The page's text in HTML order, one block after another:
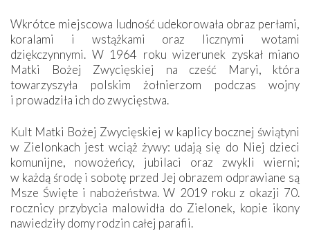
Wkrótce miejscowa ludność udekorowała obraz perłami,
koralami i wstążkami oraz licznymi wotami
dziękczynnymi. W 1964 roku wizerunek zyskał miano
Matki Bożej Zwycięskiej na cześć Maryi, która
towarzyszyła polskim żołnierzom podczas wojny
i prowadziła ich do zwycięstwa.
Kult Matki Bożej Zwycięskiej w kaplicy bocznej świątyni
w Zielonkach jest wciąż żywy: udają się do Niej dzieci
komunijne, nowożeńcy, jubilaci oraz zwykli wierni;
w każdą środę i sobotę przed Jej obrazem odprawiane są
Msze Święte i nabożeństwa. W 2019 roku z okazji 70.
rocznicy przybycia malowidła do Zielonek, kopie ikony
nawiedziły domy rodzin całej parafii.